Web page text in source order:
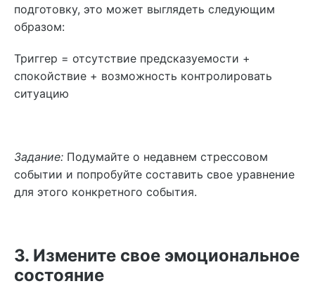
подготовку, это может выглядеть следующим
образом:
Триггер = отсутствие предсказуемости +
спокойствие + возможность контролировать
ситуацию
Задание: Подумайте о недавнем стрессовом
событии и попробуйте составить свое уравнение
для этого конкретного события.
3. Измените свое эмоциональное
состояние